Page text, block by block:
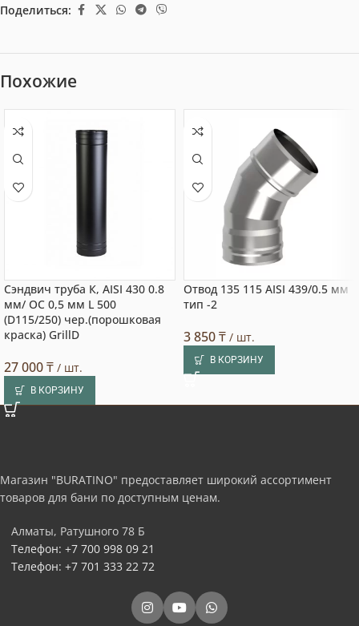
Поделиться:
Похожие
Сэндвич труба К, AISI 430 0.8
мм/ ОС 0,5 мм L 500
(D115/250) чер.(порошковая
краска) GrillD
27 000₸ / шт.
В КОРЗИНУ
Отвод 135 115 AISI 439/0.5 мм
тип -2
3 850₸ / шт.
В КОРЗИНУ
Магазин "BURATINO" предоставляет широкий ассортимент
товаров для бани по доступным ценам.
Алматы, Ратушного 78 Б
Телефон: +7 700 998 09 21
Телефон: +7 701 333 22 72